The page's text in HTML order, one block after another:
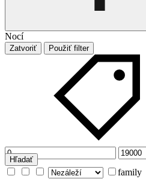
Nocí
Zatvoriť Použiť filter
Hľadať
family